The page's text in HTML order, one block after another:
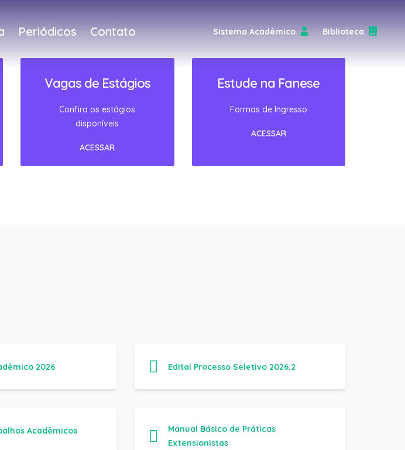
Periódicos Contato Sistema Acadêmico Biblioteca
Vagas de Estágios
Confira os estágios
disponíveis
ACESSAR
Estude na Fanese
Formas de Ingresso
ACESSAR
2026 Edital Processo Seletivo 2026.2
Acadêmicos
Manual Básico de Práticas
Extensionistas